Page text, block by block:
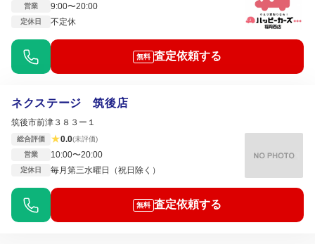
営業
9:00〜20:00
定休日 不定休
無料 査定依頼する
ネクステージ 筑後店
筑後市前津３８３ー１
総合評価 ★0.0(未評価)
営業
10:00〜20:00
定休日 毎月第三水曜日（祝日除く）
無料 査定依頼する